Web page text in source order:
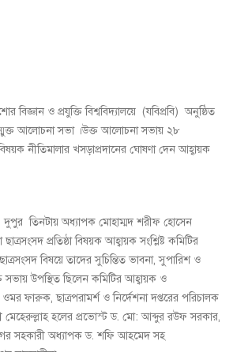
বিজ্ঞান ও প্রযুক্তি বিশ্ববিদ্যালয়ে (যবিপ্রবি) অনুষ্ঠিত
আলোচনা সভা ।উক্ত আলোচনা সভায় ২৮
নীতিমালার খসড়াপ্রদানের ঘোষণা দেন আহ্বায়ক
তিনটায় অধ্যাপক মোহাম্মদ শরীফ হোসেন
ছাত্রসংসদ প্রতিষ্ঠা বিষয়ক আহ্বায়ক সংশ্লিষ্ট কমিটির
ছাত্রসংসদ বিষয়ে তাদের সুচিন্তিত ভাবনা, সুপারিশ ও
উপস্থিত ছিলেন কমিটির আহ্বায়ক ও
ওমর ফারুক, ছাত্রপরামর্শ ও নির্দেশনা দপ্তরের পরিচালক
মেহেরুল্লাহ হলের প্রভোস্ট ড. মো: আব্দুর রউফ সরকার,
সহকারী অধ্যাপক ড. শফি আহমেদ সহ